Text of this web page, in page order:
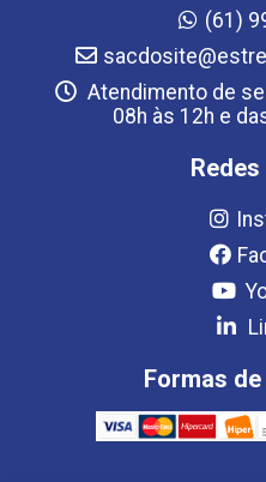
(61)
Atendimento de
08h às 12h e
Formas